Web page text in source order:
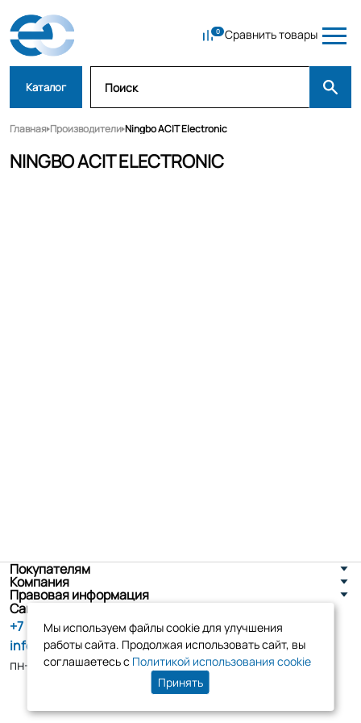
Сравнить товары
Каталог
Главная Производители Ningbo ACIT Electronic
NINGBO ACIT ELECTRONIC
Покупателям
Компания
Правовая информация
Санкт-Петербург, ул. Новоселов д. 8
+7 (800) 555-86-90
info@tk-elko.ru
пн-пт, 10:00 - 18:00
Мы используем файлы cookie для улучшения
работы сайта. Продолжая использовать сайт, вы
соглашаетесь с Политикой использования cookie
Принять